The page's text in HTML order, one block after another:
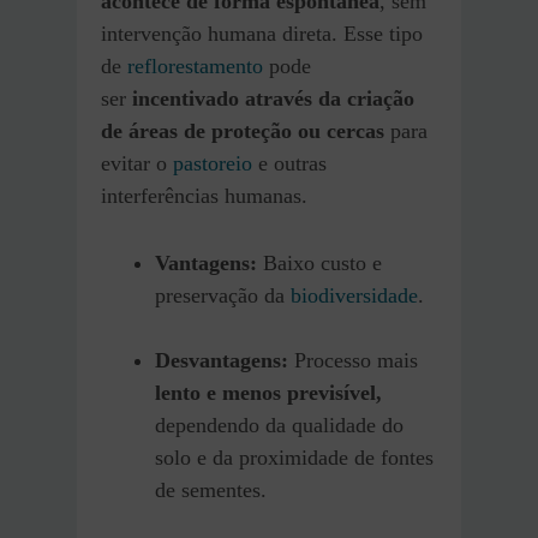
intervenção humana direta. Esse tipo
de reflorestamento pode
ser incentivado através da criação
de áreas de proteção ou cercas para
evitar o pastoreio e outras
interferências humanas.
Vantagens: Baixo custo e
preservação da biodiversidade.
Desvantagens: Processo mais
lento e menos previsível,
dependendo da qualidade do
solo e da proximidade de fontes
de sementes.